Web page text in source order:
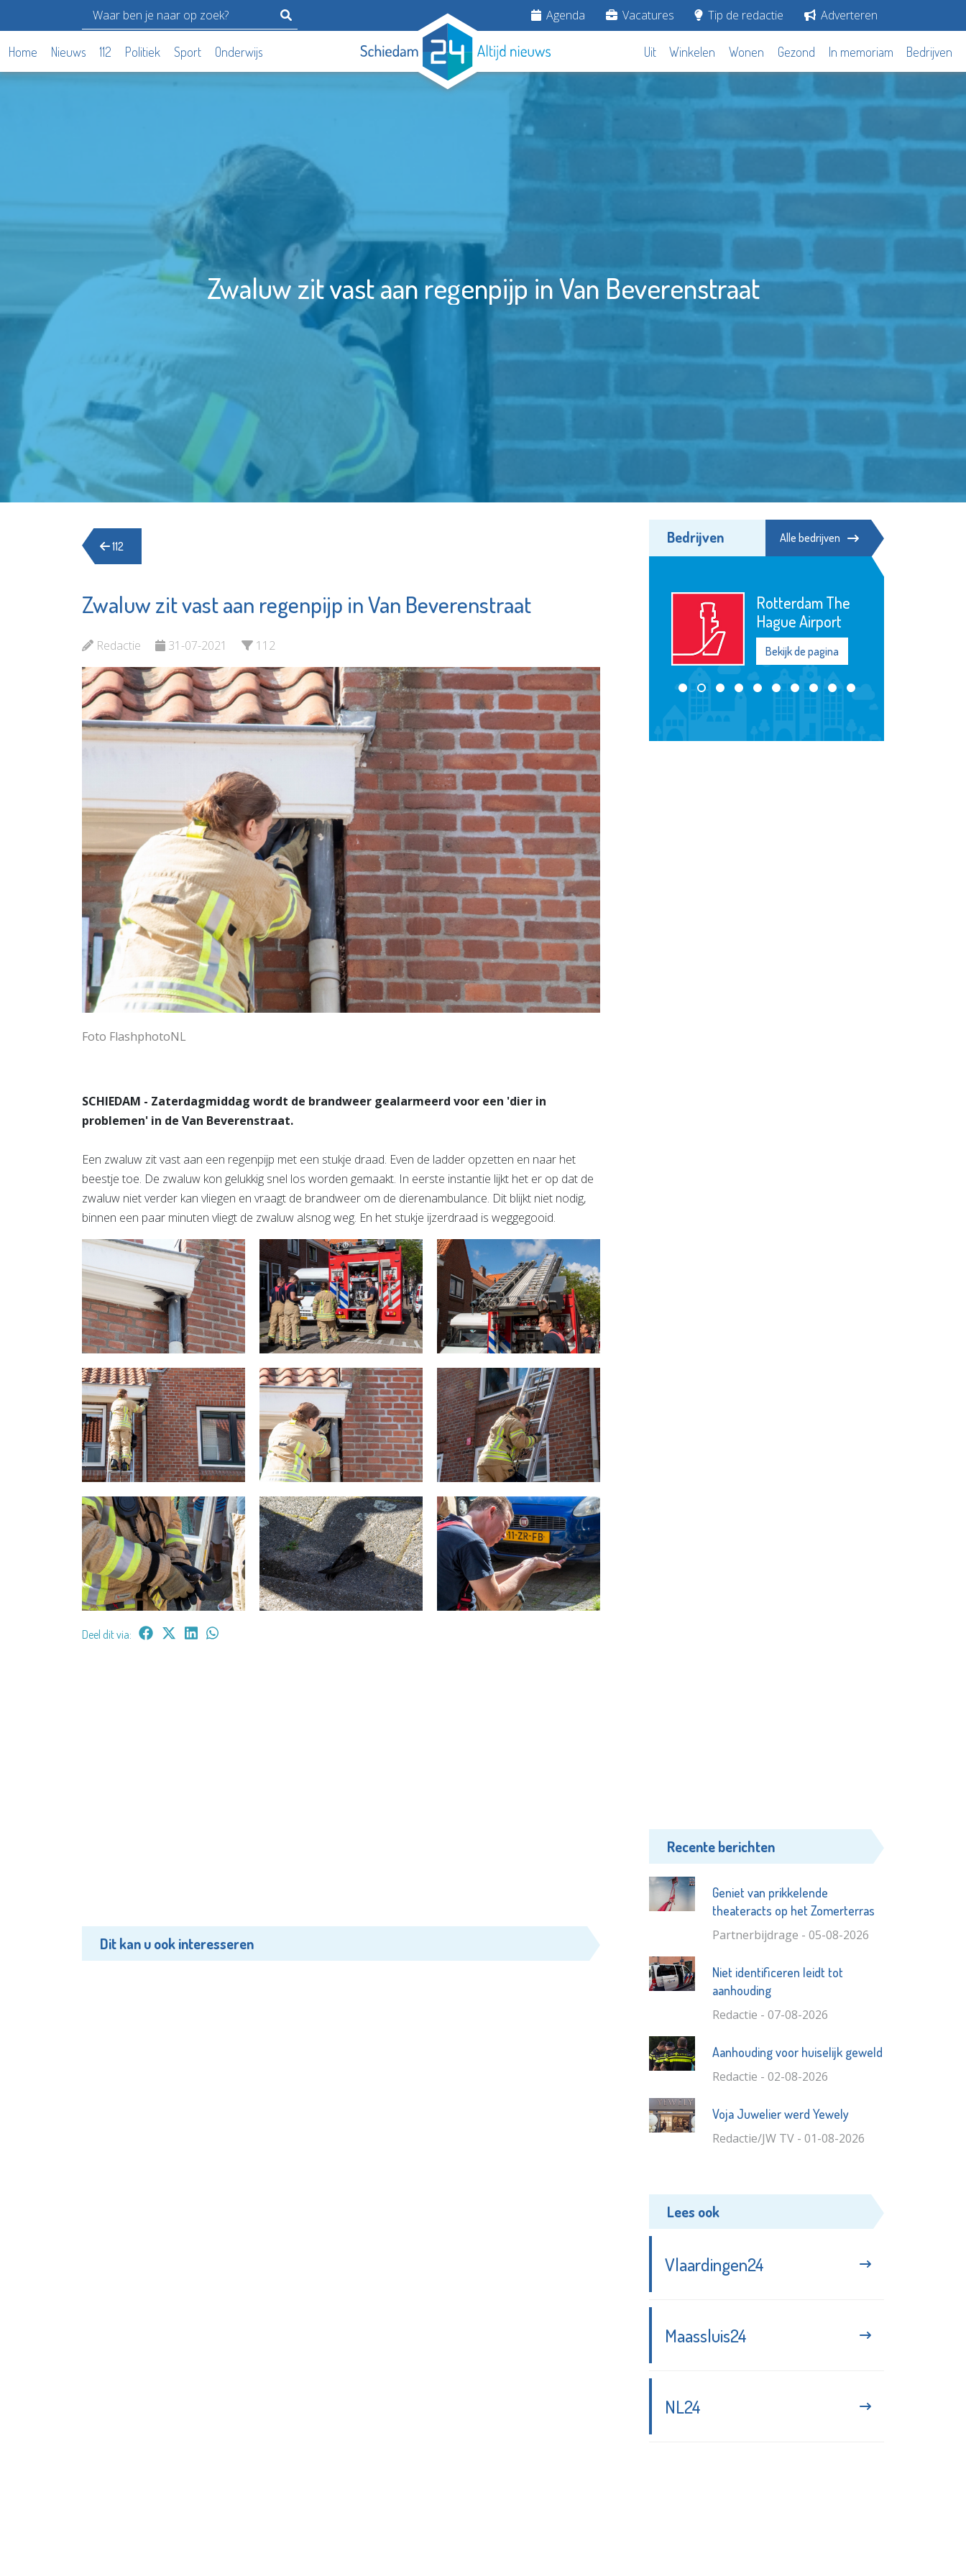
Agenda Vacatures Tip de redactie Adverteren
Home Nieuws 112 Politiek Sport Onderwijs Uit Winkelen Wonen Gezond In memoriam Bedrijven
Zwaluw zit vast aan regenpijp in Van Beverenstraat
112
Zwaluw zit vast aan regenpijp in Van Beverenstraat
Redactie 31-07-2021 112
Foto FlashphotoNL
SCHIEDAM - Zaterdagmiddag wordt de brandweer gealarmeerd voor een 'dier in
problemen' in de Van Beverenstraat.
Een zwaluw zit vast aan een regenpijp met een stukje draad. Even de ladder opzetten en naar het
beestje toe. De zwaluw kon gelukkig snel los worden gemaakt. In eerste instantie lijkt het er op dat de
zwaluw niet verder kan vliegen en vraagt de brandweer om de dierenambulance. Dit blijkt niet nodig,
binnen een paar minuten vliegt de zwaluw alsnog weg. En het stukje ijzerdraad is weggegooid.
Deel dit via:
Dit kan u ook interesseren
Bedrijven Alle bedrijven
Bekijk de pagina
Stichting Primo
Schiedam
Rotterdam The
Energiehulp
Schiedam
Bekijk de pagina
Recente berichten
Geniet van prikkelende
theateracts op het Zomerterras
Partnerbijdrage - 05-08-2026
Niet identificeren leidt tot
aanhouding
Redactie - 07-08-2026
Aanhouding voor huiselijk geweld
Redactie - 02-08-2026
Voja Juwelier werd Yewely
Redactie/JW TV - 01-08-2026
Lees ook
Vlaardingen24
Maassluis24
NL24